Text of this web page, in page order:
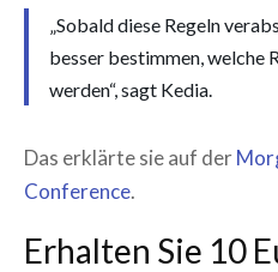
„Sobald diese Regeln
besser bestimmen, welche
werden“, sagt Kedia.
Das erklärte sie auf der
Conference.
Erhalten Sie 10